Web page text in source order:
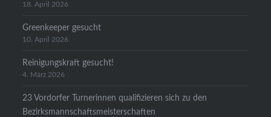
18. April 2026
Greenkeeper gesucht
10. April 2026
Reinigungskraft gesucht!
4. März 2026
23 Vordorfer Turnerinnen qualifizieren sich zu den
Bezirksmannschaftsmeisterschaften